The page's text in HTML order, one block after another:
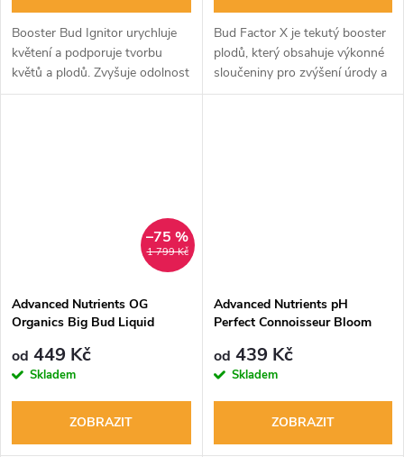
Booster Bud Ignitor urychluje
květení a podporuje tvorbu
květů a plodů. Zvyšuje odolnost
vůči stresu a zlepšuje absorpci
Bud Factor X je tekutý booster
plodů, který obsahuje výkonné
sloučeniny pro zvýšení úrody a
tvorbu esenciálních olejů.
1 799 Kč
–75 %
Advanced Nutrients OG
Organics Big Bud Liquid
od 449 Kč
Skladem
ZOBRAZIT
Advanced Nutrients pH
Perfect Connoisseur Bloom
od 439 Kč
Skladem
ZOBRAZIT